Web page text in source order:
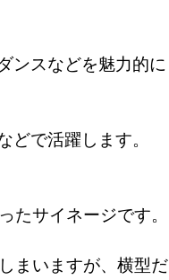
ンスなどを魅力的に
で活躍します。
たサイネージです。
まいますが、横型だ